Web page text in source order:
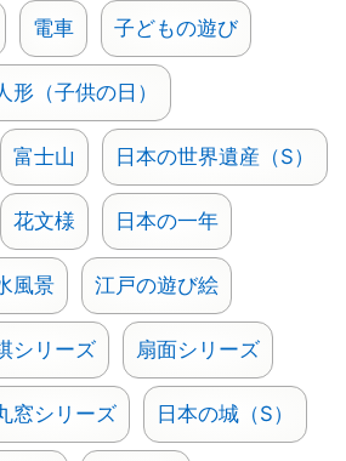
電車 子どもの遊び
形（子供の日）
富士山 日本の世界遺産（S）
花文様 日本の一年
風景 江戸の遊び絵
シリーズ 扇面シリーズ
窓シリーズ 日本の城（S）